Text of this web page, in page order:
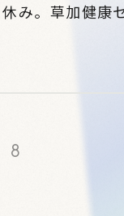
み。草加健康
8